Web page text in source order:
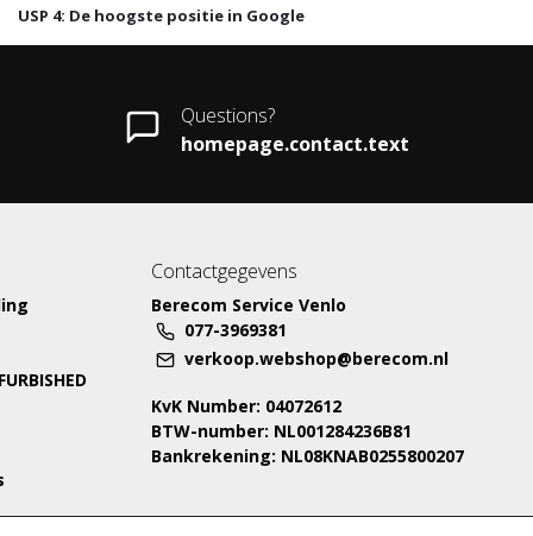
USP 4: De hoogste positie in Google
Questions?
homepage.contact.text
Contactgegevens
Berecom Service Venlo
077-3969381
verkoop.webshop@berecom.nl
KvK Number: 04072612
BTW-number: NL001284236B81
Bankrekening: NL08KNAB0255800207